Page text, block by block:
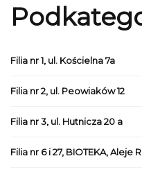
Filia nr 1, ul. Kościelna 7a
Filia nr 2, ul. Peowiaków 12
Filia nr 3, ul. Hutnicza 20 a
Filia nr 6 i 27, BIOTEKA, Aleje